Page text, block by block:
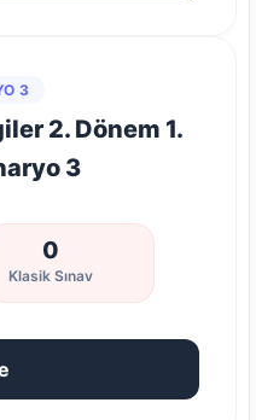
3
2. Dönem 1.
3
0
Klasik Sınav